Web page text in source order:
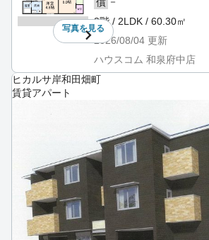
写真を見る
償
3階 / 2LDK / 60.30㎡
2026/08/04 更新
ハウスコム 和泉府中店
ヒカルサ岸和田畑町
賃貸アパート